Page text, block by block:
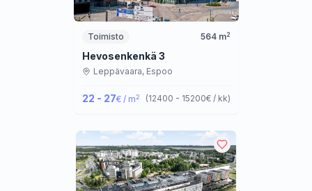
Toimisto 564m2
Hevosenkenkä 3
Leppävaara, Espoo
22 - 27€ / m2 (12400 - 15200€ / kk)